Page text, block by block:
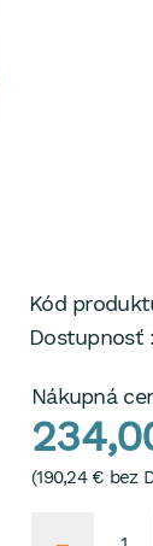
Kód
Dostupnosť :
Nákupná
(190,24 € bez